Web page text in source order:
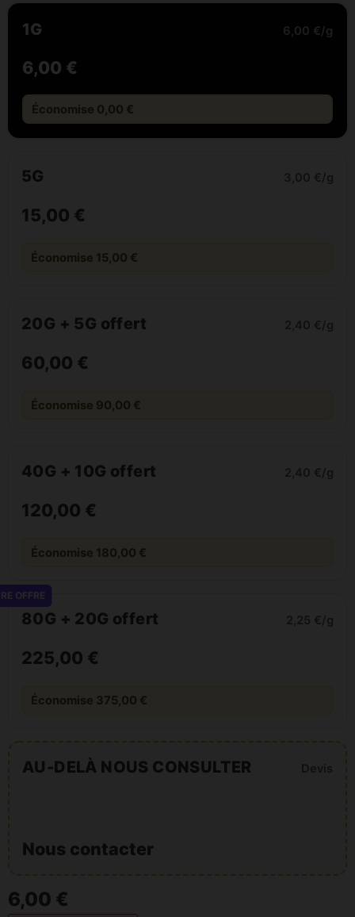
1G 6,00 €/g
6,00 €
Économise 0,00 €
5G
15,00 €
Économise 15,00 €
20G + 5G offert
60,00 €
Économise 90,00 €
40G + 10G offert
120,00 €
Économise 180,00 €
OFFRE
80G + 20G offert
225,00 €
Économise 375,00 €
AU-DELÀ NOUS CONSULTER
Nous contacter
6,00 €